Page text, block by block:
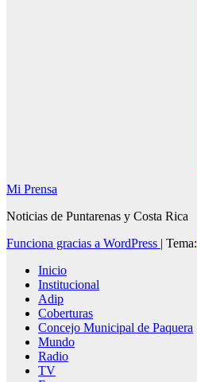
Mi Prensa
Noticias de Puntarenas y Costa Rica
Funciona gracias a WordPress | Tema:
Inicio
Institucional
Adip
Coberturas
Concejo Municipal de Paquera
Mundo
Radio
TV